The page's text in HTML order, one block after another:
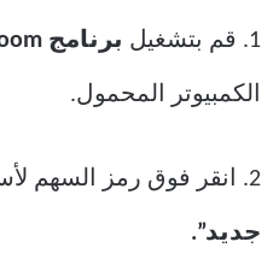
1. قم بتشغيل برنامج Zoom
الكمبيوتر المحمول.
2. انقر فوق رمز السهم لأسفل بجوار
جديد”.